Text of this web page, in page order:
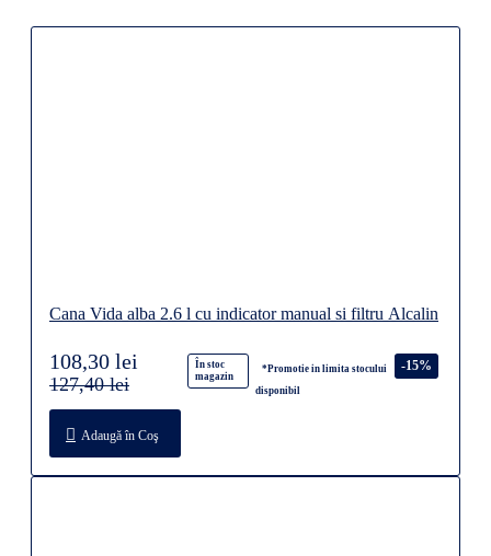
Cana Vida alba 2.6 l cu indicator manual si filtru Alcalin
În stoc
magazin
*Promotie in limita stocului
disponibil
-15%
108,30 lei
127,40 lei
Adaugă în Coş